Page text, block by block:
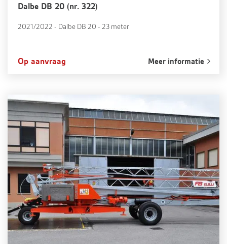
Dalbe DB 20 (nr. 322)
2021/2022 - Dalbe DB 20 - 23 meter
Op aanvraag Meer informatie